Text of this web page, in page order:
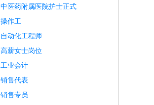
中医药附属医院护士正式
操作工
自动化工程师
高薪女士岗位
工业会计
销售代表
销售专员